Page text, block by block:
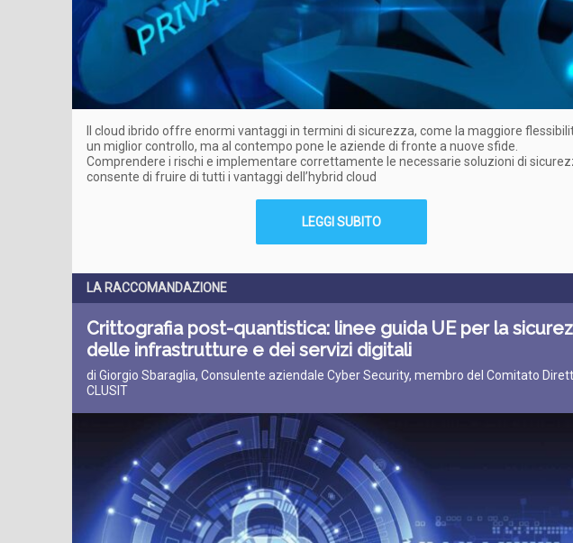
Il cloud ibrido offre enormi vantaggi in termini di sicurezza, come la maggiore
un miglior controllo, ma al contempo pone le aziende di fronte a nuove sfide.
Comprendere i rischi e implementare correttamente le necessarie soluzioni di
consente di fruire di tutti i vantaggi dell’hybrid cloud
LEGGI SUBITO
LA RACCOMANDAZIONE
Crittografia post-quantistica: linee guida UE per la
delle infrastrutture e dei servizi digitali
di Giorgio Sbaraglia, Consulente aziendale Cyber Security, membro del Comitato
CLUSIT